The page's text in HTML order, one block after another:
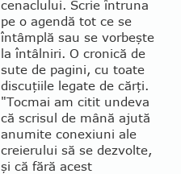
cenaclului. Scrie întruna
pe o agendă tot ce se
întâmplă sau se vorbeşte
la întâlniri. O cronică de
sute de pagini, cu toate
discuţiile legate de cărţi.
"Tocmai am citit undeva
că scrisul de mână ajută
anumite conexiuni ale
cre­ierului să se dezvolte,
şi că fără acest